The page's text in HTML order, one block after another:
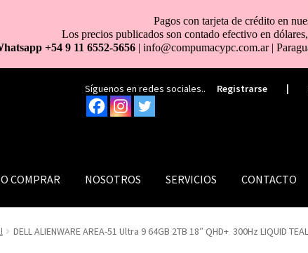
Síguenos en redes sociales.. Registrarse |
COMPRAR NOSOTROS SERVICIOS CONTACTO
DELL ALIENWARE AREA-51 Ultra 9 64GB 2TB 18″ QHD+ 300Hz LIQUID
Pagos con tarjeta de crédito en
Los precios publicados son contado efectivo en
+54 9 11 6552-5656 | info@compumacypc.com.ar |